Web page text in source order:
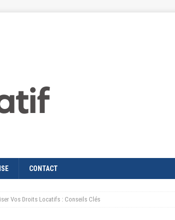
CONTACT
Vos Droits Locatifs : Conseils Clés